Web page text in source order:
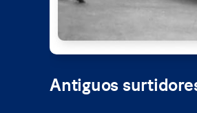
Pistas compartidas